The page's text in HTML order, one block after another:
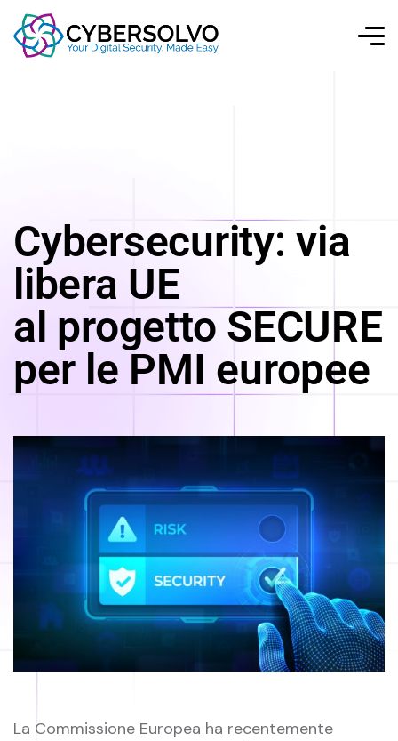
Cybersecurity: via
libera UE
al progetto SECURE
per le PMI europee
La Commissione Europea ha recentemente